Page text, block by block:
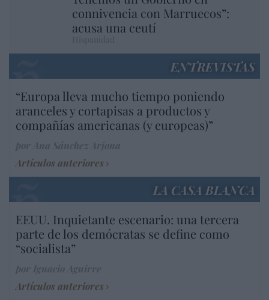
connivencia con Marruecos”:
acusa una ceutí
ENTREVISTAS
“Europa lleva mucho tiempo poniendo
aranceles y cortapisas a productos y
compañías americanas (y europeas)”
Artículos anteriores
LA CASA BLANCA
EEUU. Inquietante escenario: una tercera
parte de los demócratas se define como
“socialista”
Artículos anteriores